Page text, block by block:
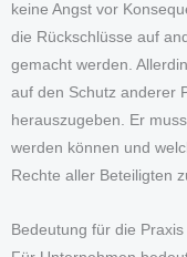
keine Angst vor
die Rückschlüsse auf
gemacht werden.
auf den Schutz anderer
herauszugeben. Er
werden können und
Rechte aller Beteiligten
Bedeutung für die